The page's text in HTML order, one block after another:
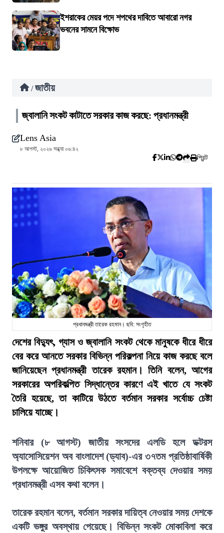
ইশরাকের মেয়র পদে শপথের দাবিতে আবারো নগর
ভবনের সামনে বিক্ষোভ
/ জাতীয়
জ্বালানি সংকট কাটাতে সরকার কাজ করছে: প্রধানমন্ত্রী
Lens Asia
৮ আগস্ট, ২০২৬ সন্ধ্যা ০৬:৪২
প্রিন্ট
প্রধানমন্ত্রী তারেক রহমান। ছবি: সংগৃহীত
দেশের বিদ্যুৎ, গ্যাস ও জ্বালানি সংকট থেকে মানুষকে ধীরে ধীরে
বের করে আনতে সরকার বিভিন্ন পরিকল্পনা নিয়ে কাজ করছে বলে
জানিয়েছেন প্রধানমন্ত্রী তারেক রহমান। তিনি বলেন, আগের
সরকারের অপরিকল্পিত সিদ্ধান্তের কারণে এই খাতে যে সংকট
তৈরি হয়েছে, তা কাটিয়ে উঠতে বর্তমান সরকার সর্বোচ্চ চেষ্টা
চালিয়ে যাচ্ছে।
শনিবার (৮ আগস্ট) জাতীয় সংসদের এলডি হলে ডক্টরস
অ্যাসোসিয়েশন অব বাংলাদেশ (ড্যাব)-এর ৩৭তম প্রতিষ্ঠাবার্ষিকী
উপলক্ষে আয়োজিত চিকিৎসক সমাবেশে বক্তব্য দেওয়ার সময়
প্রধানমন্ত্রী এসব কথা বলেন।
তারেক রহমান বলেন, বর্তমান সরকার দায়িত্ব নেওয়ার সময় দেশকে
একটি ভঙ্গুর অবস্থায় পেয়েছে। বিভিন্ন সংকট মোকাবিলা করে